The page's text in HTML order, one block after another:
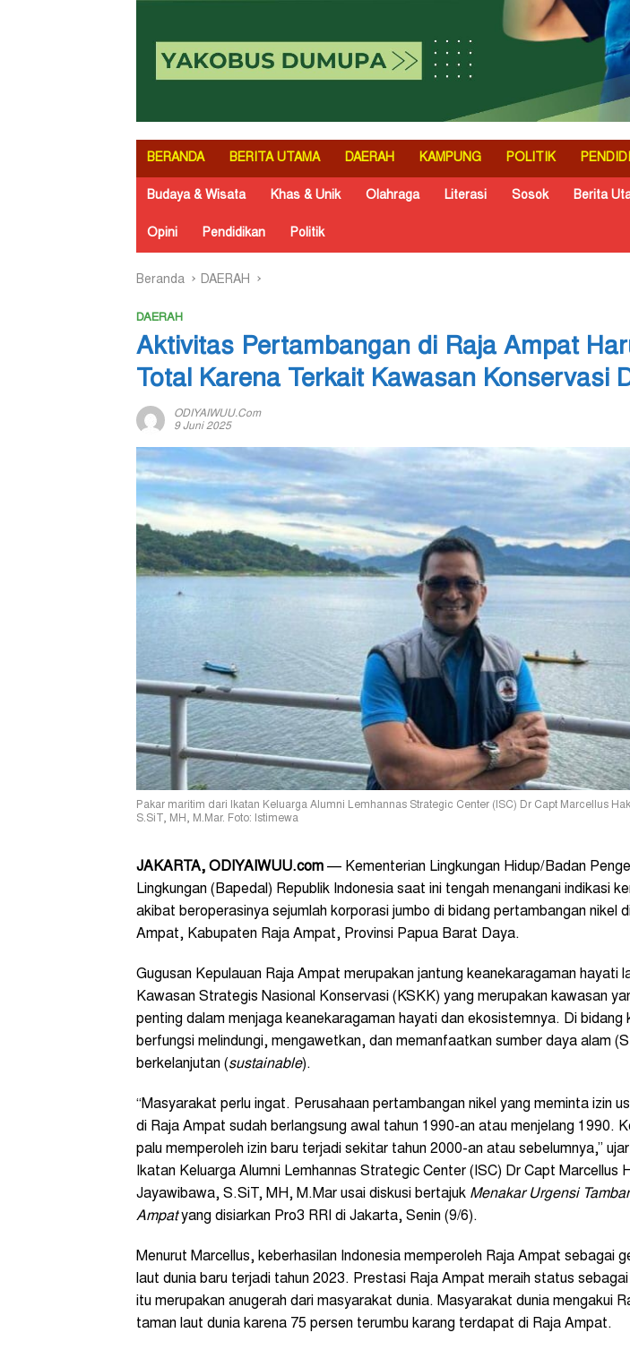
BERANDA BERITA UTAMA DAERAH KAMPUNG POLITIK
Budaya & Wisata Khas & Unik Olahraga Literasi Sosok Berita
Opini Pendidikan Politik
Beranda DAERAH
DAERAH
Aktivitas Pertambangan di Raja Ampat
Total Karena Terkait Kawasan Konservasi
ODIYAIWUU.com
9 Juni 2025
Pakar maritim dari Ikatan Keluarga Alumni Lemhannas Strategic Center (ISC) Dr Capt Marcellus
S.SiT, MH, M.Mar. Foto: Istimewa
JAKARTA, ODIYAIWUU.com — Kementerian Lingkungan Hidup/Badan
Lingkungan (Bapedal) Republik Indonesia saat ini tengah menangani indikasi
akibat beroperasinya sejumlah korporasi jumbo di bidang pertambangan nikel
Ampat, Kabupaten Raja Ampat, Provinsi Papua Barat Daya.
Gugusan Kepulauan Raja Ampat merupakan jantung keanekaragaman hayati
Kawasan Strategis Nasional Konservasi (KSKK) yang merupakan kawasan
penting dalam menjaga keanekaragaman hayati dan ekosistemnya. Di bidang
berfungsi melindungi, mengawetkan, dan memanfaatkan sumber daya alam
berkelanjutan (sustainable).
“Masyarakat perlu ingat. Perusahaan pertambangan nikel yang meminta izin
di Raja Ampat sudah berlangsung awal tahun 1990-an atau menjelang 1990.
palu memperoleh izin baru terjadi sekitar tahun 2000-an atau sebelumnya,”
Ikatan Keluarga Alumni Lemhannas Strategic Center (ISC) Dr Capt Marcellus
Jayawibawa, S.SiT, MH, M.Mar usai diskusi bertajuk Menakar Urgensi
Ampatyang disiarkan Pro3 RRI di Jakarta, Senin (9/6).
Menurut Marcellus, keberhasilan Indonesia memperoleh Raja Ampat sebagai
laut dunia baru terjadi tahun 2023. Prestasi Raja Ampat meraih status
itu merupakan anugerah dari masyarakat dunia. Masyarakat dunia mengakui
taman laut dunia karena 75 persen terumbu karang terdapat di Raja Ampat.